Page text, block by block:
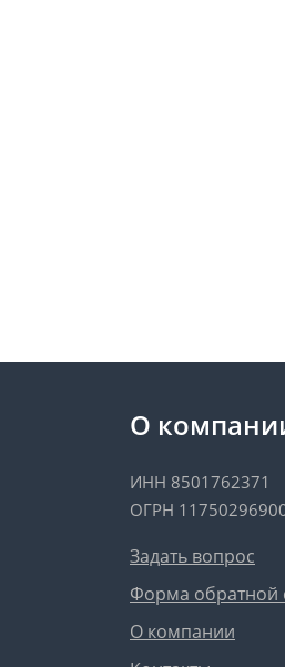
О
ИНН 8501762371
ОГРН
Задать вопрос
Форма обратной
О компании